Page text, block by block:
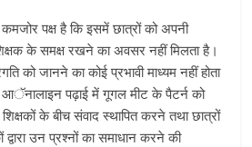
पक्ष है कि इसमें छात्रों को अपनी
के समक्ष रखने का अवसर नहीं मिलता है।
को जानने का कोई प्रभावी माध्यम नहीं होता
पढ़ाई में गूगल मीट के पैटर्न को
के बीच संवाद स्थापित करने तथा छात्रों
द्वारा उन प्रश्नों का समाधान करने की